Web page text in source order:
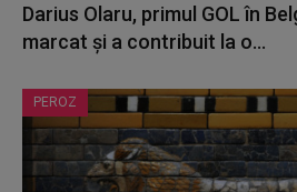
Darius Olaru, primul GOL în
marcat și a contribuit la o...
PEROZ